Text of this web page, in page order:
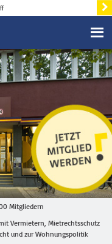
Mitgliedern
Vermietern, Mietrechtsschutz
und zur Wohnungspolitik